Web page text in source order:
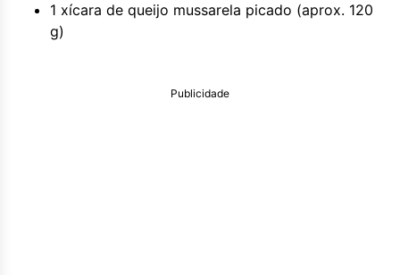
1 xícara de queijo mussarela picado (aprox. 120
g)
Publicidade